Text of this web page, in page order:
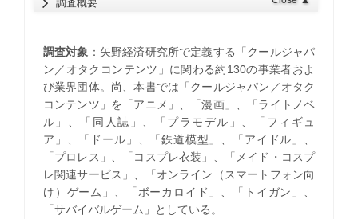
調査概要
調査対象 ：矢野経済研究所で定義する「クールジャパ
ン／オタクコンテンツ」に関わる約130の事業者およ
び業界団体。尚、本書では「クールジャパン／オタク
コンテンツ」を「アニメ」、「漫画」、「ライトノベ
ル」、「同人誌」、「プラモデル」、「フィギュ
ア」、「ドール」、「鉄道模型」、「アイドル」、
「プロレス」、「コスプレ衣装」、「メイド・コスプ
レ関連サービス」、「オンライン（スマートフォン向
け）ゲーム」、「ボーカロイド」、「トイガン」、
「サバイバルゲーム」としている。